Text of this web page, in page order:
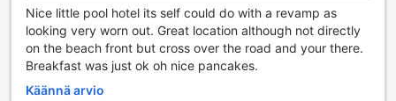
Lanta Seafront Resort tarjoaa vierailleen erinomaisia
kätevyyspalveluja, jotka tekevät lomastasi mahdollisimman
mukavan ja vaivattoman. Hotellin huonepalvelu varmistaa,
että voit nauttia herkullisista aterioista omassa rauhassasi,
Nice little pool hotel its self could do with a revamp as
looking very worn out. Great location although not directly
on the beach front but cross over the road and your there.
Breakfast was just ok oh nice pancakes.
Käännä arvio